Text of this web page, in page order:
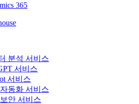
365
분석 서비스
서비스
서비스
동화 서비스
안 서비스